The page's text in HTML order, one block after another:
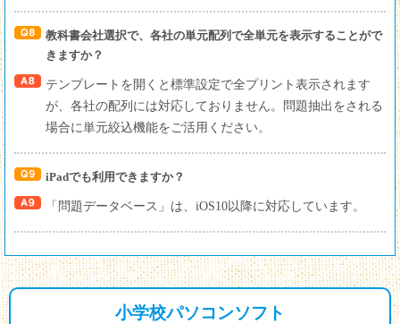
教科書会社選択で、各社の単元配列で全単元を表示することがで
きますか？
テンプレートを開くと標準設定で全プリント表示されます
が、各社の配列には対応しておりません。問題抽出をされる
場合に単元絞込機能をご活用ください。
iPadでも利用できますか？
「問題データベース」は、iOS10以降に対応しています。
小学校パソコンソフト